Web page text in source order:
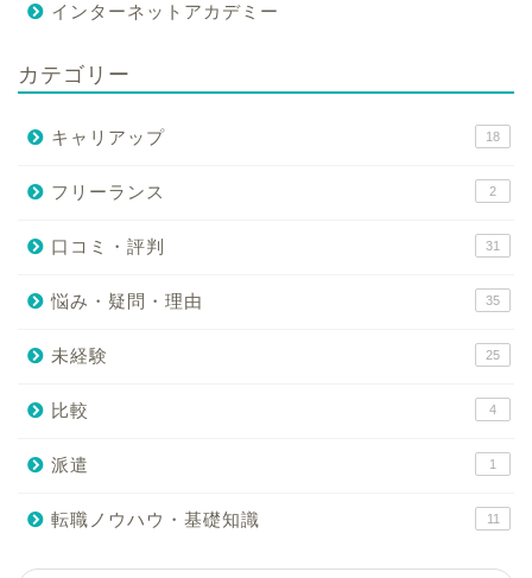
インターネットアカデミー
カテゴリー
キャリアップ 18
フリーランス 2
口コミ・評判 31
悩み・疑問・理由 35
未経験 25
比較 4
派遣 1
転職ノウハウ・基礎知識 11